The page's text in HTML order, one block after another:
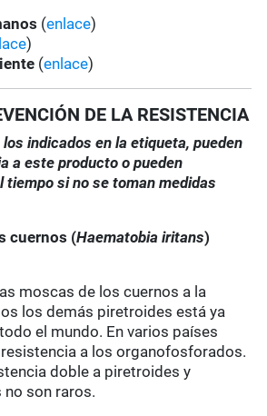
(enlace)
)
(enlace)
DE LA RESISTENCIA
indicados en la etiqueta, pueden
a este producto o pueden
tiempo si no se toman medidas
cuernos (Haematobia iritans)
moscas de los cuernos a la
los demás piretroides está ya
el mundo. En varios países
a los organofosforados.
doble a piretroides y
son raros.